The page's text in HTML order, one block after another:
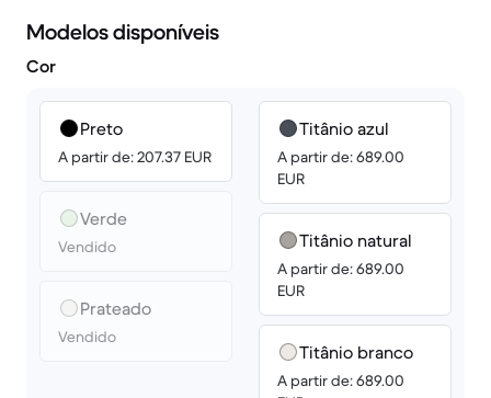
Modelos disponíveis
Cor
Preto
A partir de: 207.37 EUR
Verde
Vendido
Prateado
Vendido
Titânio azul
A partir de: 689.00
EUR
Titânio natural
A partir de: 689.00
EUR
Titânio branco
A partir de: 689.00